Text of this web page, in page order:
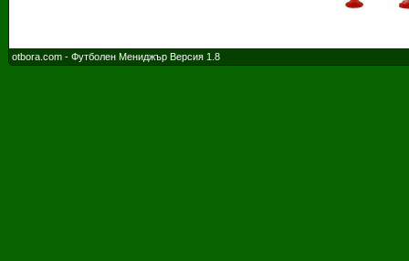
otbora.com - Футболен Мениджър Версия 1.8